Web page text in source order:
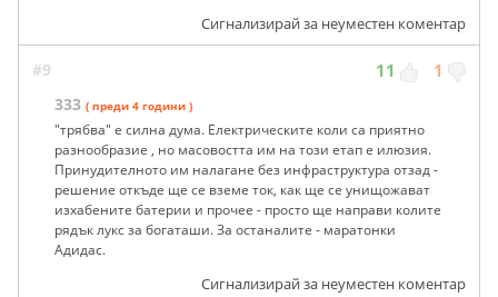
Сигнализирай за неуместен коментар
#9 11 1
333 ( преди 4 години )
"трябва" е силна дума. Електрическите коли са приятно
разнообразие , но масовостта им на този етап е илюзия.
Принудителното им налагане без инфраструктура отзад -
решение откъде ще се вземе ток, как ще се унищожават
изхабените батерии и прочее - просто ще направи колите
рядък лукс за богаташи. За останалите - маратонки
Адидас.
Сигнализирай за неуместен коментар